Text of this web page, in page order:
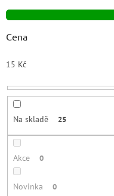
p
r
o
d
u
k
t
Cena
15 Kč
Na skladě 25
Akce 0
Novinka 0